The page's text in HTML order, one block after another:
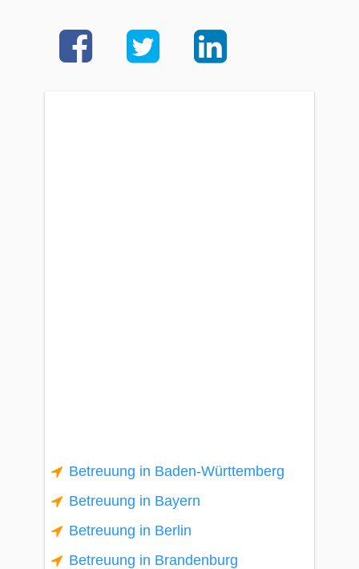
Betreuung in Baden-Württemberg
Betreuung in Bayern
Betreuung in Berlin
Betreuung in Brandenburg